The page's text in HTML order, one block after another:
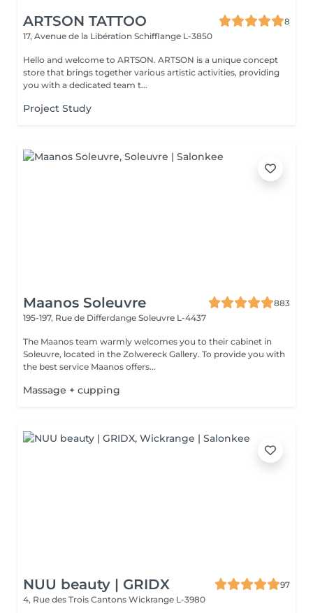
ARTSON TATTOO
8
17, Avenue de la Libération Schifflange L-3850
Hello and welcome to ARTSON. ARTSON is a unique concept
store that brings together various artistic activities, providing
you with a dedicated team t...
Project Study
Maanos Soleuvre
883
195-197, Rue de Differdange Soleuvre L-4437
The Maanos team warmly welcomes you to their cabinet in
Soleuvre, located in the Zolwereck Gallery. To provide you with
the best service Maanos offers...
Massage + cupping
NUU beauty | GRIDX
97
4, Rue des Trois Cantons Wickrange L-3980